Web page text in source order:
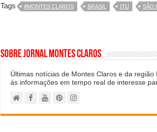
Tags #MONTES CLAROS BRASIL ITU SÃO
Sobre Jornal Montes Claros
Últimas notícias de Montes Claros e da
ás informações em tempo real de interesse